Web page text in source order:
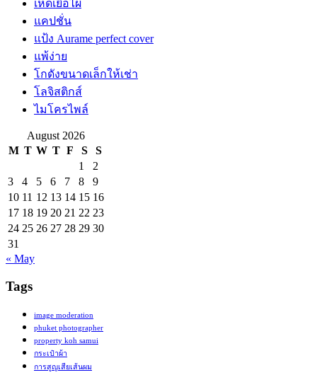
เห็ดเยื่อไผ่
แคปชั่น
แป้ง Aurame perfect cover
แพ้ง่าย
โกดังขนาดเล็กให้เช่า
โลจิสติกส์
ไมโครไพล์
August 2026
M T W T F S
S
1
2
3
4 5 6 7 8
9
10 11 12 13 14 15 16
17 18 19 20 21 22 23
24 25 26 27 28 29 30
31
« May
Tags
image moderation
phuket photographer
property koh samui
กระเป๋าผ้า
การสูญเสียเส้นผม